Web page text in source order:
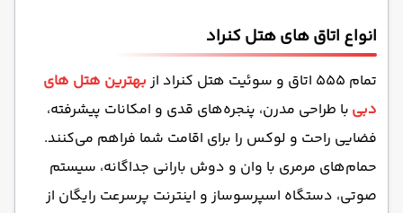
انواع اتاق‌ های هتل کنراد
تمام ۵۵۵ اتاق و سوئیت هتل کنراد از
بهترین هتل های
دبی با طراحی مدرن، پنجره‌های قدی و امکانات پیشرفته،
فضایی راحت و لوکس را برای اقامت شما فراهم می‌کنند.
حمام‌های مرمری با وان و دوش بارانی جداگانه، سیستم
صوتی، دستگاه اسپرسوساز و اینترنت پرسرعت رایگان از